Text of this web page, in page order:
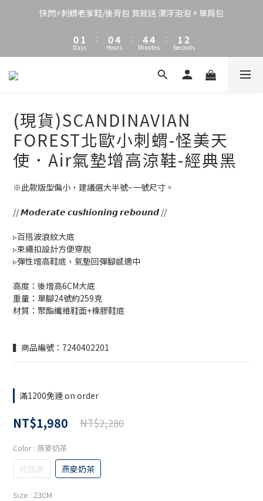
快閃⚡刺蝟老爹鞋/後背包 買就送 漂浮泡泡 + 單肩包
2
0
3
1
0
Days
:
2
0
6
4
3
Hours
:
6
4
3
6
4
3
Minutes
:
2
09
8
6
3
2
1
0
Seconds
(現貨)SCANDINAVIAN
FOREST北歐小刺蝟-怪美天
使．Air氣墊增高涼鞋-經典黑
※此款版型偏小，建議選大半號~一號尺寸。
// 𝙈𝙤𝙙𝙚𝙧𝙖𝙩𝙚 𝙘𝙪𝙨𝙝𝙞𝙤𝙣𝙞𝙣𝙜 𝙧𝙚𝙗𝙤𝙪𝙣𝙙 //
▹百搭波浪紋大底
▹束繩扣設計方便穿脫
▹彈性增高鞋底，氣墊回彈腳感適中
高度：後增高6CM大底
重量：單腳24號約259克
材質：聚酯纖維鞋面+橡膠鞋底
▍商品編號：7240402201
滿1200免運 on order
NT$1,980 NT$2,280
Color : 燕麥奶茶
經典黑 燕麥奶茶
Size : 23CM